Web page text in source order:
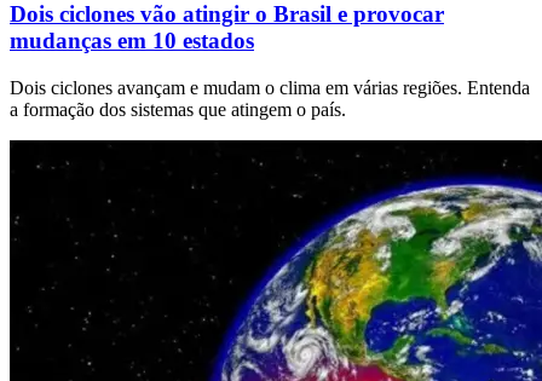
Dois ciclones vão atingir o Brasil e provocar
mudanças em 10 estados
Dois ciclones avançam e mudam o clima em várias regiões. Entenda
a formação dos sistemas que atingem o país.